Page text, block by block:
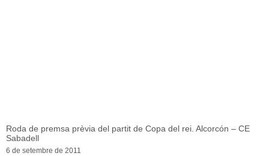
Roda de premsa prèvia del partit de Copa del rei. Alcorcón – CE
Sabadell
6 de setembre de 2011